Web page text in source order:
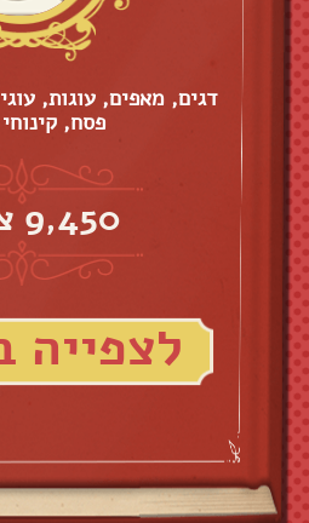
דגים, מאפים, עוגות,
פסח,
9,450 צפיות
לצפייה